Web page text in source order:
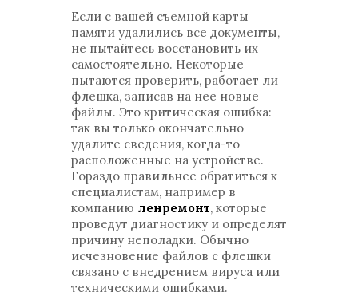
Если с вашей съемной карты
памяти удалились все документы,
не пытайтесь восстановить их
самостоятельно. Некоторые
пытаются проверить, работает ли
флешка, записав на нее новые
файлы. Это критическая ошибка:
так вы только окончательно
удалите сведения, когда-то
расположенные на устройстве.
Гораздо правильнее обратиться к
специалистам, например в
компанию ленремонт, которые
проведут диагностику и определят
причину неполадки. Обычно
исчезновение файлов с флешки
связано с внедрением вируса или
техническими ошибками.